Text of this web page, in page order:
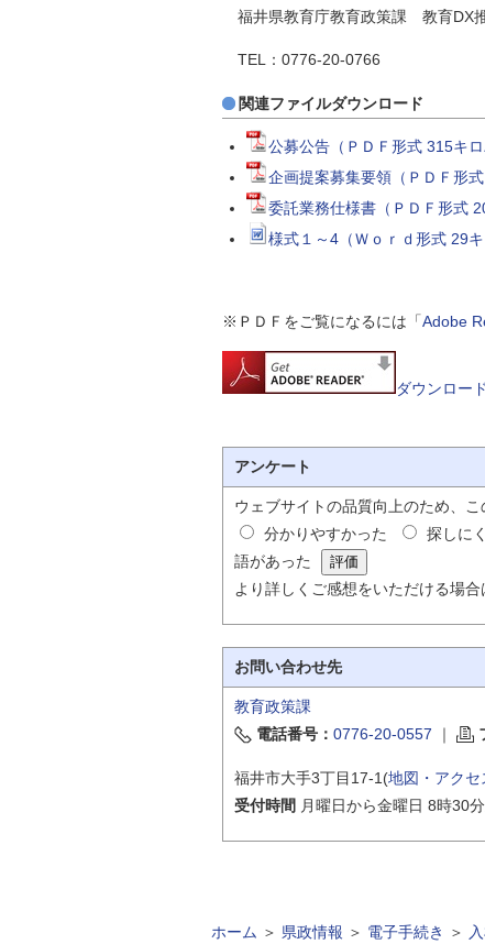
福井県教育庁教育政策課 教育DX
TEL：0776‐20‐0766
関連ファイルダウンロード
公募公告（ＰＤＦ形式 315キロ
企画提案募集要領（ＰＤＦ形式
委託業務仕様書（ＰＤＦ形式
様式１～4（Ｗｏｒｄ形式 29キ
※ＰＤＦをご覧になるには「Adobe
ダウンロー
アンケート
ウェブサイトの品質向上のため、
分かりやすかった
探しに
語があった
より詳しくご感想をいただける場合
お問い合わせ先
教育政策課
電話番号： 0776-20-0557 ｜
福井市大手3丁目17-1(地図・アクセ
受付時間 月曜日から金曜日 8時30
ホーム ＞ 県政情報 ＞ 電子手続き ＞